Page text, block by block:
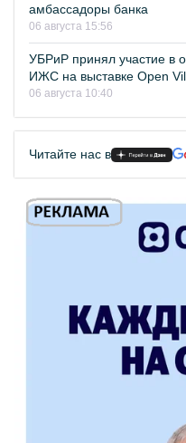
амбассадоры банка
06 августа 15:56
УБРиР принял участие в
ИЖС на выставке Open
06 августа 10:40
Читайте нас в